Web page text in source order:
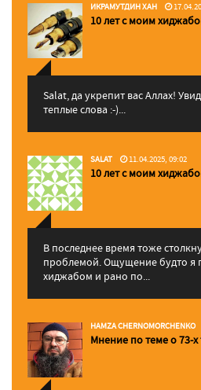
ИКРАМУТДИН ХАН
10 лет с моим
Salat, да укрепит вас Аллаx!
теплые слова :-)...
SALAT 11.04.2025, 09:02
10 лет с моим
В последнее время тоже
проблемой. Ощущение будто я
хиджабом и рано по...
HAMZA CHERNOMORCHENKO
Мнение по теме о 73-х